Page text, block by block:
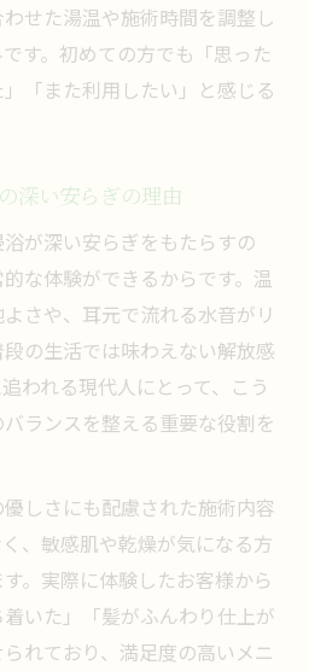
せた湯温や施術時間を調整し
す。初めての方でも「思った
「また利用したい」と感じる
深い安らぎの理由
が深い安らぎをもたらすの
な体験ができるからです。温
さや、耳元で流れる水音がリ
の生活では味わえない解放感
われる現代人にとって、こう
ランスを整える重要な役割を
しさにも配慮された施術内容
、敏感肌や乾燥が気になる方
。実際に体験したお客様から
いた」「髪がふんわり仕上が
れており、満足度の高いメニ